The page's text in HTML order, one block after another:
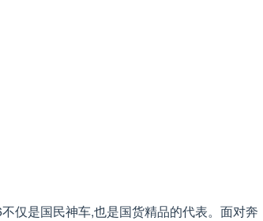
仅是国民神车,也是国货精品的代表。面对奔